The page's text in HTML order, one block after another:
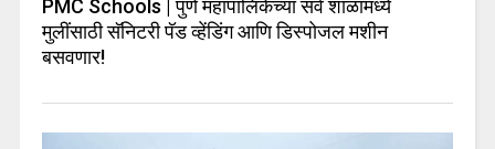
PMC Schools | पुणे महापालिकेच्या सर्व शाळांमध्ये
मुलींसाठी सॅनिटरी पॅड व्हेंडिंग आणि डिस्पोजल मशीन
बसवणार!